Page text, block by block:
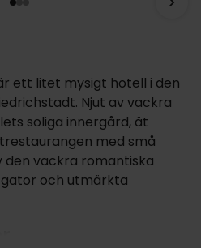
ett litet mysigt hotell i den
Njut av vackra
soliga innergård, ät
med små
vackra romantiska
och utmärkta